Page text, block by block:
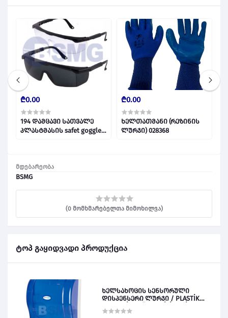
მდებარეობა
BSMG
(0 მომხმარებელთა მიმოხილვა)
ტოპ გაყიდვადი პროდუქცია
ხელსახოცის სენსორული
დისპენსერი ლურჯი / PLASTİK
₾0.00
194 დამცავი სათვალე
პლასტმასის safet goggle
₾0.00
ხელთათმანი (რეზინის
ლურჯი) 028368